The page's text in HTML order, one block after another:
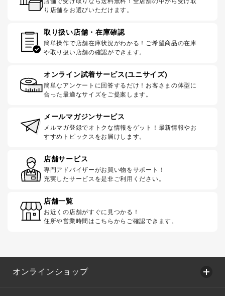
り店舗をお選びいただけます。
取り扱い店舗・在庫確認
簡単操作で店舗在庫状況がわかる！ご希望商品の在庫
や取り扱い店舗の確認ができます。
オンライン試着サービス(ユニサイズ)
簡単なアンケートに回答するだけ！お客さまの体型に
合った最適なサイズをご提案します。
メールマガジンサービス
メルマガ登録でオトクな情報をゲット！最新情報やお
すすめトピックスをお届けします。
店舗サービス
専門アドバイザーがお買い物をサポート！
充実したサービスを是非ご利用ください。
店舗一覧
お近くの店舗がすぐに見つかる！
住所や営業時間はこちらからご確認できます。
オンラインショップ